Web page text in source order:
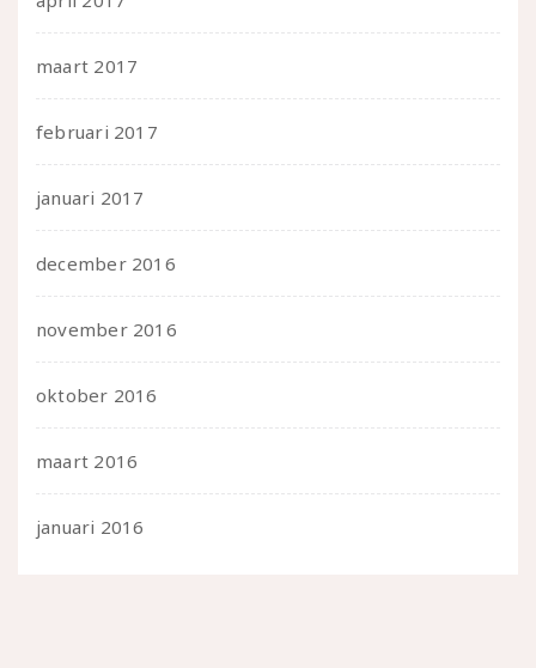
maart 2017
februari 2017
januari 2017
december 2016
november 2016
oktober 2016
maart 2016
januari 2016